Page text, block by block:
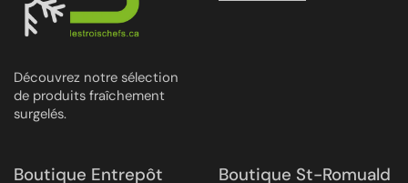
Découvrez notre sélection
de produits fraîchement
surgelés.
Boutique Entrepôt Boutique St-Romuald